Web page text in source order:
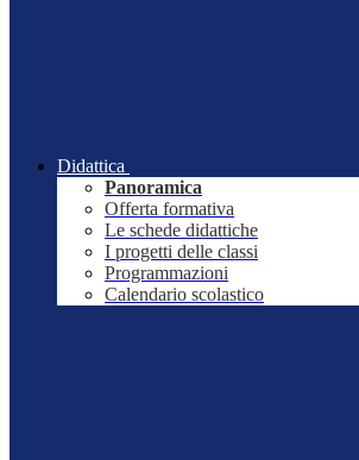
Didattica
Panoramica
Offerta formativa
Le schede didattiche
I progetti delle classi
Programmazioni
Calendario scolastico